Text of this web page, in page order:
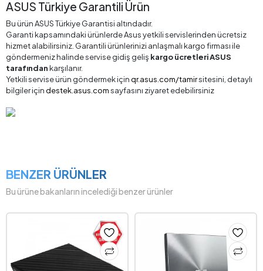
ASUS Türkiye Garantili Ürün
Bu ürün ASUS Türkiye Garantisi altındadır.
Garanti kapsamındaki ürünlerde Asus yetkili servislerinden ücretsiz
hizmet alabilirsiniz. Garantili ürünlerinizi anlaşmalı kargo firması ile
göndermeniz halinde servise gidiş geliş kargo ücretleri ASUS
tarafındankarşılanır.
Yetkili servise ürün göndermek için qr.asus.com/tamirsitesini, detaylı
bilgiler için destek.asus.comsayfasını ziyaret edebilirsiniz
BENZER ÜRÜNLER
Bu ürüne bakanların incelediği benzer ürünler